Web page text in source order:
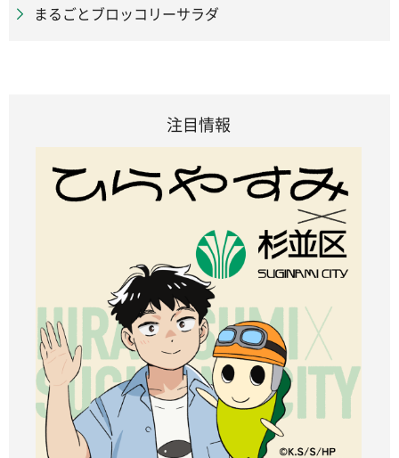
まるごとブロッコリーサラダ
注目情報